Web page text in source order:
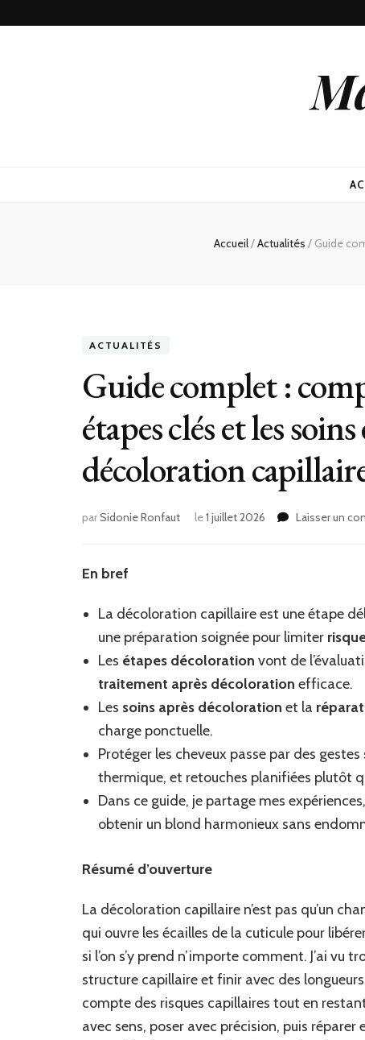
Accueil/Actualités / Guide
ACTUALITÉS
Guide complet :
étapes clés et les
décoloration
parSidonie Ronfaut le1 juillet 2026 Laisser un
En bref
La décoloration capillaire est une étape
une préparation soignée pour limiter
Les étapes décoloration vont de
traitement après décoloration efficace.
Les soins après décoloration et la
charge ponctuelle.
Protéger les cheveux passe par des
thermique, et retouches planifiées plutôt
Dans ce guide, je partage mes
obtenir un blond harmonieux sans
Résumé d’ouverture
La décoloration capillaire n’est pas qu’un
qui ouvre les écailles de la cuticule pour
si l’on s’y prend n’importe comment. J’ai
structure capillaire et finir avec des
compte des risques capillaires tout en
avec sens, poser avec précision, puis